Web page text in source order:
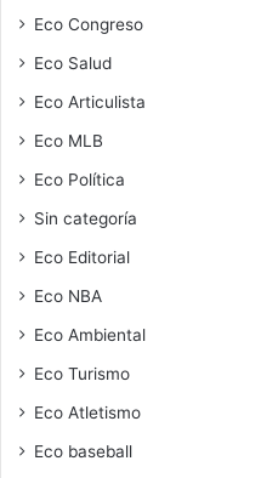
Eco Congreso
Eco Salud
Eco Articulista
Eco MLB
Eco Política
Sin categoría
Eco Editorial
Eco NBA
Eco Ambiental
Eco Turismo
Eco Atletismo
Eco baseball